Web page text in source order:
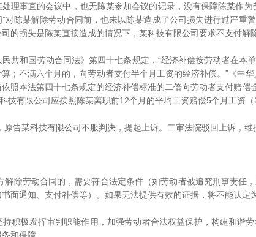
理事宜的会议中，也无陈某参加会议的记录，没有保障陈某作
对陈某解除劳动合同前，也未以陈某造成了公司损失进行过严
的损失是陈某直接造成的情况下，某科技有限公司要求不支付解
和国劳动合同法》第四十七条规定，“经济补偿按劳动者在本
；不满六个月的，向劳动者支付半个月工资的经济补偿。”《中
照本法第四十七条规定的经济补偿标准的二倍向劳动者支付赔
技有限公司应按照陈某离职前12个月的平均工资赔偿5个月工资
某科技有限公司不服判决，提起上诉。二审法院驳回上诉，维
劳动合同的，需要符合法定条件（如劳动者被追究刑事责任
面通知、支付补偿等）。如果无法提供有效的证据，将不能认定
极发挥审判职能作用，加强劳动者合法权益保护，构建和谐